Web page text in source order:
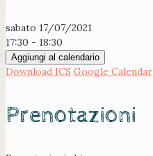
sabato 17/07/2021
17:30 - 18:30
Aggiungi al calendario
Download ICS Google Calendar
Prenotazioni